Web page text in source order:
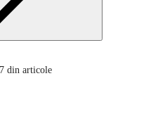
7 din articole